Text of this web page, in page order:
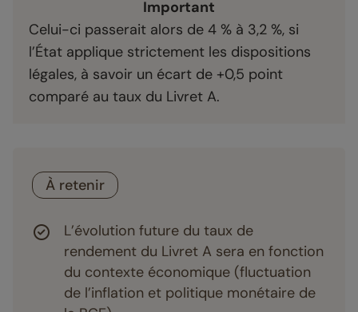
Important
Celui-ci passerait alors de 4 % à 3,2 %, si
l’État applique strictement les dispositions
légales, à savoir un écart de +0,5 point
comparé au taux du Livret A.
À retenir
L’évolution future du taux de
rendement du Livret A sera en fonction
du contexte économique (fluctuation
de l’inflation et politique monétaire de